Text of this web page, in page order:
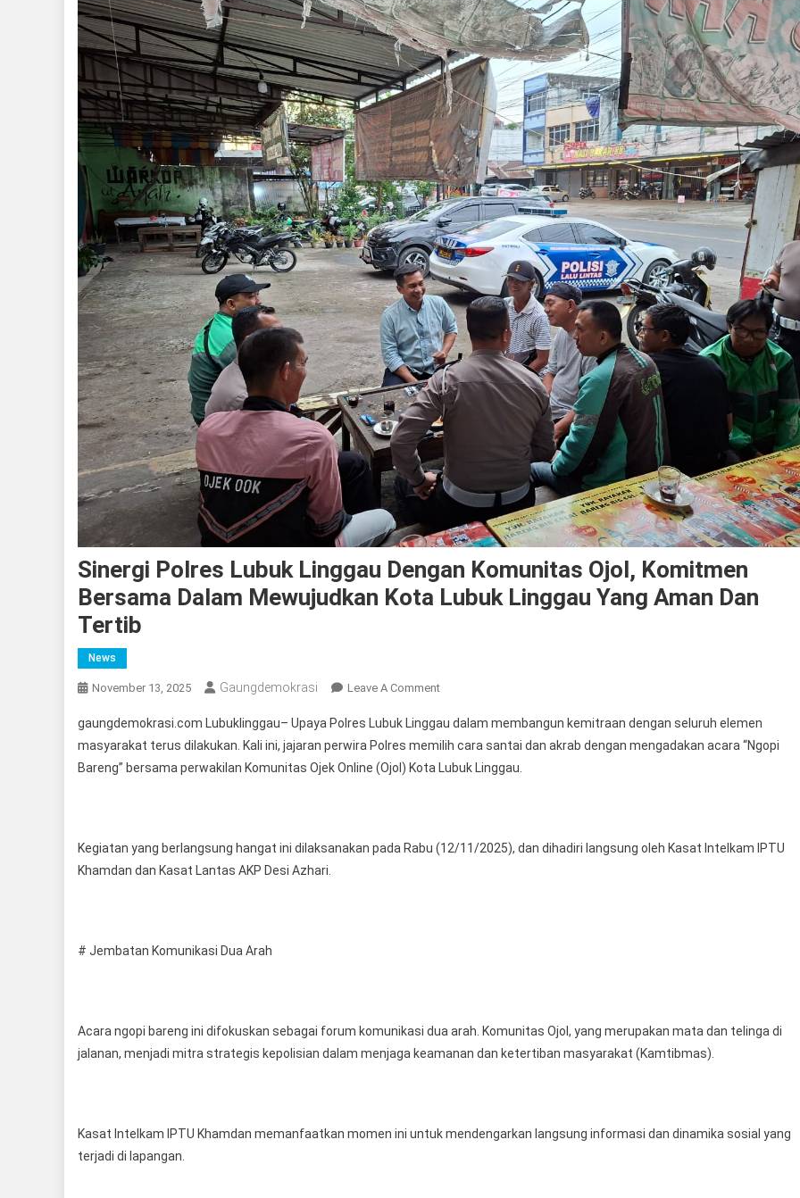
Sinergi Polres Lubuk Linggau Dengan Komunitas Ojol, Komitmen
Bersama Dalam Mewujudkan Kota Lubuk Linggau Yang Aman Dan
Tertib
News
November 13, 2025 Gaungdemokrasi Leave A CommentOn
Polres
Lubuk
Linggau
Komitmen
Dan
Tertib
gaungdemokrasi.com Lubuklinggau– Upaya Polres Lubuk Linggau dalam membangun kemitraan dengan seluruh elemen
masyarakat terus dilakukan. Kali ini, jajaran perwira Polres memilih cara santai dan akrab dengan mengadakan acara “Ngopi
Bareng” bersama perwakilan Komunitas Ojek Online (Ojol) Kota Lubuk Linggau.
Kegiatan yang berlangsung hangat ini dilaksanakan pada Rabu (12/11/2025), dan dihadiri langsung oleh Kasat Intelkam IPTU
Khamdan dan Kasat Lantas AKP Desi Azhari.
# Jembatan Komunikasi Dua Arah
Acara ngopi bareng ini difokuskan sebagai forum komunikasi dua arah. Komunitas Ojol, yang merupakan mata dan telinga di
jalanan, menjadi mitra strategis kepolisian dalam menjaga keamanan dan ketertiban masyarakat (Kamtibmas).
Kasat Intelkam IPTU Khamdan memanfaatkan momen ini untuk mendengarkan langsung informasi dan dinamika sosial yang
terjadi di lapangan.